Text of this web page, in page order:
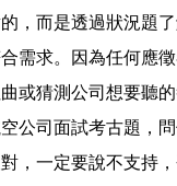
，而是透過狀況題
需求。因為任何應
或猜測公司想要聽
公司面試考古題，問
，一定要說不支持